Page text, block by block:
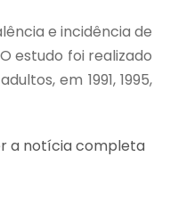
e incidência de
estudo foi realizado
em 1991, 1995,
a notícia completa